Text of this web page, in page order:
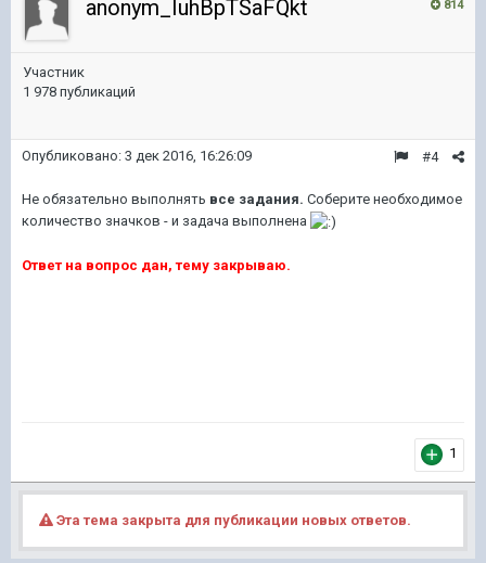
814
anonym_IuhBpTSaFQkt
Участник
1 978 публикаций
#4
Опубликовано: 3 дек 2016, 16:26:09
Не обязательно выполнять все задания. Соберите необходимое
количество значков - и задача выполнена
Ответ на вопрос дан, тему закрываю.
1
Эта тема закрыта для публикации новых ответов.